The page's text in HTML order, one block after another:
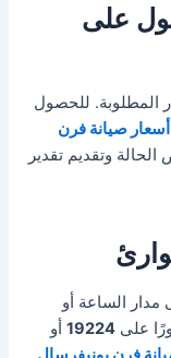
على
المطلوبة. للحصول
أسعار صيانة فرن
وتقديم تقدير
الساعة أو
على19224 أو